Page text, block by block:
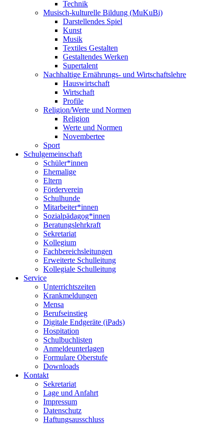
Technik
Musisch-kulturelle Bildung (MuKuBi)
Darstellendes Spiel
Kunst
Musik
Textiles Gestalten
Gestaltendes Werken
Supertalent
Nachhaltige Ernährungs- und Wirtschaftslehre
Hauswirtschaft
Wirtschaft
Profile
Religion/Werte und Normen
Religion
Werte und Normen
Novembertee
Sport
Schulgemeinschaft
Schüler*innen
Ehemalige
Eltern
Förderverein
Schulhunde
Mitarbeiter*innen
Sozialpädagog*innen
Beratungslehrkraft
Sekretariat
Kollegium
Fachbereichsleitungen
Erweiterte Schulleitung
Kollegiale Schulleitung
Service
Unterrichtszeiten
Krankmeldungen
Mensa
Berufseinstieg
Digitale Endgeräte (iPads)
Hospitation
Schulbuchlisten
Anmeldeunterlagen
Formulare Oberstufe
Downloads
Kontakt
Sekretariat
Lage und Anfahrt
Impressum
Datenschutz
Haftungsausschluss